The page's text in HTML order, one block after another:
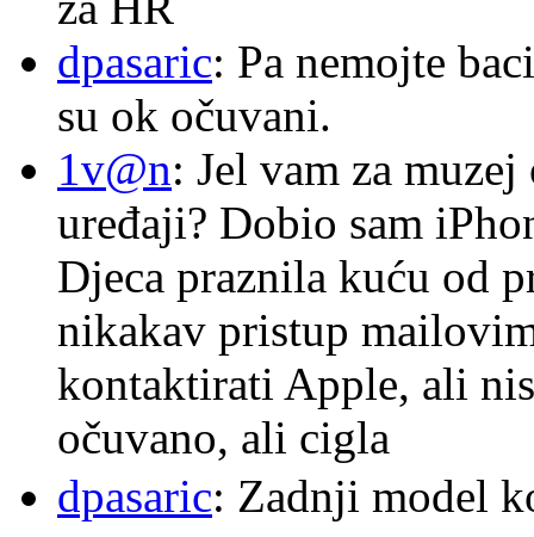
dpasaric: Pa nemojte
su ok očuvani.
1v@n: Jel vam za
uređaji? Dobio sam
Djeca praznila kuću od
nikakav pristup
kontaktirati Apple, ali
očuvano, ali cigla
dpasaric: Zadnji model